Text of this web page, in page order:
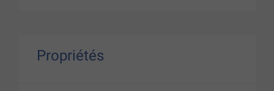
Propriétés